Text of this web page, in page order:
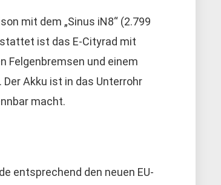
mit dem „Sinus iN8“ (2.799
ist das E-Cityrad mit
Felgenbremsen und einem
Akku ist in das Unterrohr
macht.
entsprechend den neuen EU-